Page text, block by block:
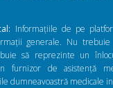
Informațiile de pe
generale. Nu
să reprezinte un
furnizor de asistență
dumneavoastră medicale